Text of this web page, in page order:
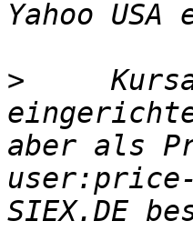
>
aber als
SIEX.DE